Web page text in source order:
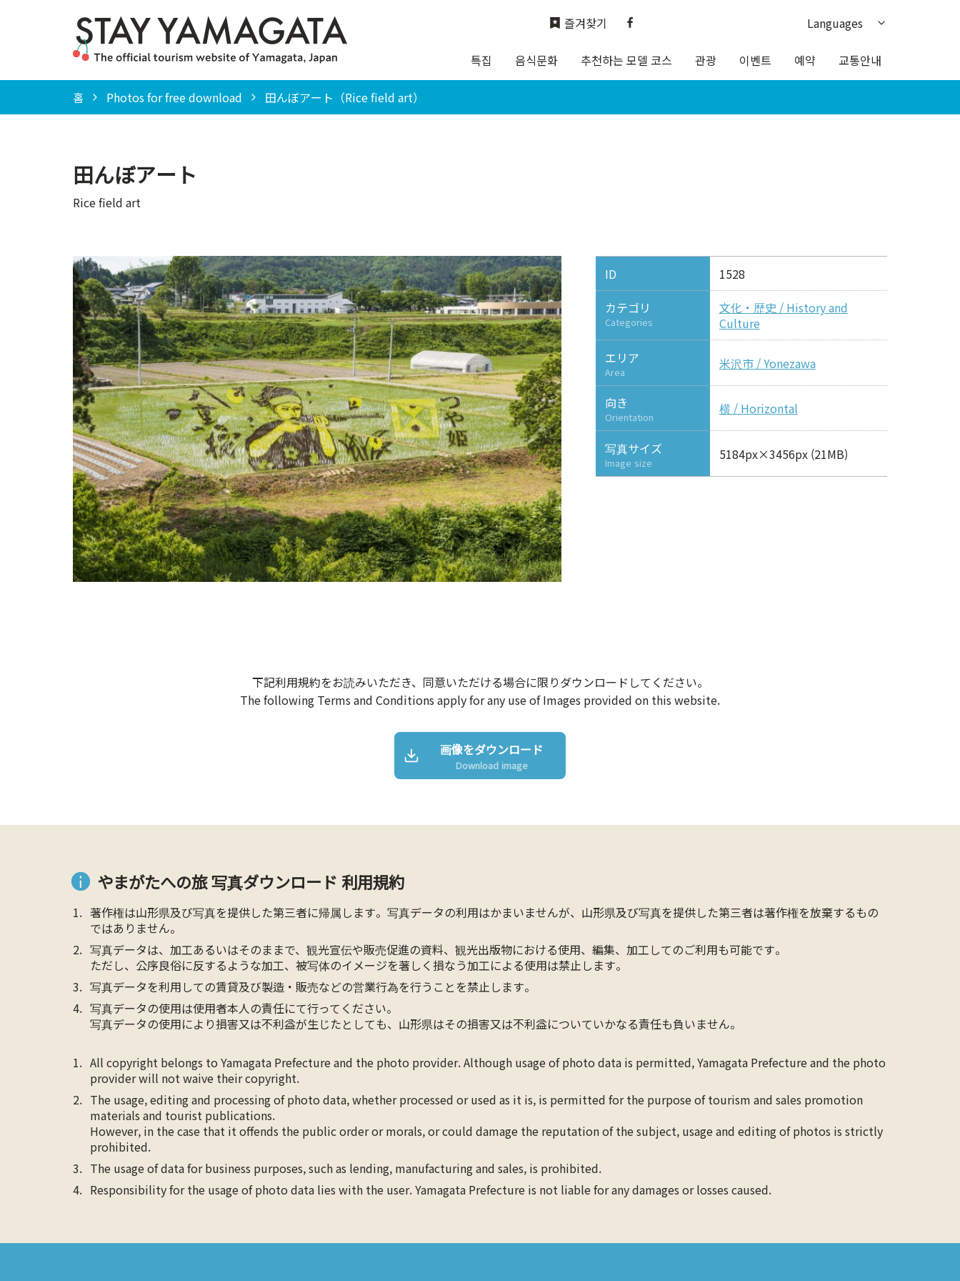
특집 음식문화 추천하는 모델 코스 관광 이벤트 예약 교통안내
즐겨찾기
Languages
日本語
홈 Photos for free download 田んぼアート（Rice field art）
田んぼアート
Rice field art
ID
1528
カテゴリ
Categories
文化・歴史 / History and
Culture
エリア
Area
米沢市 / Yonezawa
向き
Orientation
横 / Horizontal
写真サイズ
Image size
5184px×3456px (21MB)
下記利用規約をお読みいただき、同意いただける場合に限りダウンロードしてください。
The following Terms and Conditions apply for any use of Images provided on this website.
画像をダウンロード
Download image
やまがたへの旅 写真ダウンロード 利用規約
著作権は山形県及び写真を提供した第三者に帰属します。写真データの利用はかまいませんが、山形県及び写真を提供した第三者は著作権を放棄するもの
ではありません。
写真データは、加工あるいはそのままで、観光宣伝や販売促進の資料、観光出版物における使用、編集、加工してのご利用も可能です。
ただし、公序良俗に反するような加工、被写体のイメージを著しく損なう加工による使用は禁止します。
写真データを利用しての賃貸及び製造・販売などの営業行為を行うことを禁止します。
写真データの使用は使用者本人の責任にて行ってください。
写真データの使用により損害又は不利益が生じたとしても、山形県はその損害又は不利益についていかなる責任も負いません。
All copyright belongs to Yamagata Prefecture and the photo provider. Although usage of photo data is permitted, Yamagata Prefecture and the photo
provider will not waive their copyright.
The usage, editing and processing of photo data, whether processed or used as it is, is permitted for the purpose of tourism and sales promotion
materials and tourist publications.
However, in the case that it offends the public order or morals, or could damage the reputation of the subject, usage and editing of photos is strictly
prohibited.
The usage of data for business purposes, such as lending, manufacturing and sales, is prohibited.
Responsibility for the usage of photo data lies with the user. Yamagata Prefecture is not liable for any damages or losses caused.